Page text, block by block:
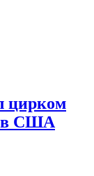
цирком
в США